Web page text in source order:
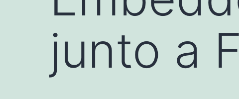
junto a